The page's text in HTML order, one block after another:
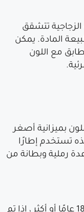
تتشقق
المادة. يمكن
مع اللون
بميزانية أصغر
تستخدم إطارًا
رملية وبطانة من